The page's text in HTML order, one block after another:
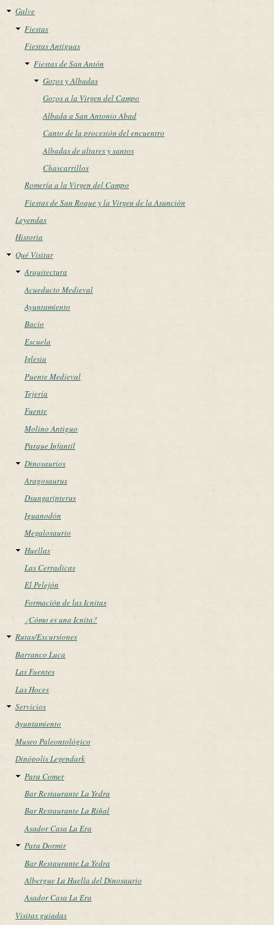
Galve
Fiestas
Fiestas Antiguas
Fiestas de San Antón
Gozos y Albadas
Gozos a la Virgen del Campo
Albada a San Antonio Abad
Canto de la procesión del encuentro
Albadas de altares y santos
Chascarrillos
Romería a la Virgen del Campo
Fiestas de San Roque y la Virgen de la Asunción
Leyendas
Historia
Qué Visitar
Arquitectura
Acueducto Medieval
Ayuntamiento
Bacio
Escuela
Iglesia
Puente Medieval
Tejería
Fuente
Molino Antiguo
Parque Infantil
Dinosaurios
Aragosaurus
Dsungaripterus
Iguanodón
Megalosaurio
Huellas
Las Cerradicas
El Pelejón
Formación de las Icnitas
¿Cómo es una Icnita?
Rutas/Excursiones
Barranco Luca
Las Fuentes
Las Hoces
Servicios
Ayuntamiento
Museo Paleontológico
Dinópolis Legendark
Para Comer
Bar Restaurante La Yedra
Bar Restaurante La Riñal
Asador Casa La Era
Para Dormir
Bar Restaurante La Yedra
Albergue La Huella del Dinosaurio
Asador Casa La Era
Visitas guiadas